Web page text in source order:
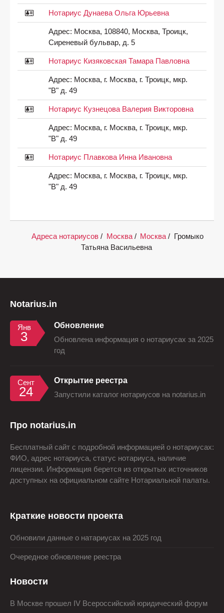
Нотариус Дунаева Ольга Юрьевна
Адрес: Москва, 108840, Москва, Троицк,
Сиреневый бульвар, д. 5
Нотариус Кизяковская Тамара Павловна
Адрес: Москва, г. Москва, г. Троицк, мкр.
"В" д. 49
Нотариус Кузнецова Валерия Викторовна
Адрес: Москва, г. Москва, г. Троицк, мкр.
"В" д. 49
Нотариус Плавкова Инна Ивановна
Адрес: Москва, г. Москва, г. Троицк, мкр.
"В" д. 49
Адреса нотариусов / Москва / Москва /
Громыко
Татьяна Васильевна
Notarius.in
Янв
3
Обновление
Обновлена информация о нотариусах за 2025
год
Сент
24
Открытие реестра
Запустили каталог нотариусов на notarius.in
Про notarius.in
Бесплатный сайт с подробной информацией о нотариусах:
ФИО, адрес нотариуса, статус нотариуса, наличие
лицензии. Информация берется из открытых источников
доступных на официальном сайте Нотариальной палаты.
Краткие новости проекта
Обновили данные о натариусах на 2025 год
Очередное обновление реестра
Новости
В Москве прошел IV Всероссийский юридический форум